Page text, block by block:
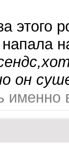
этого
он
именно